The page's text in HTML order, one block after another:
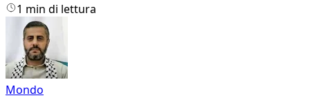
1 min di lettura
Mondo